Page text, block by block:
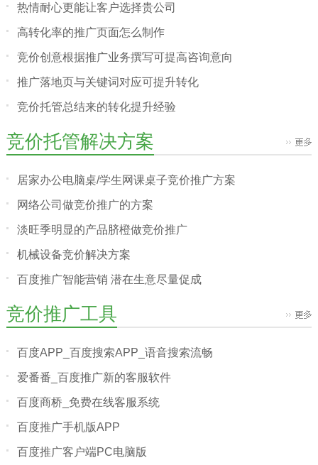
热情耐心更能让客户选择贵公司
高转化率的推广页面怎么制作
竞价创意根据推广业务撰写可提高咨询意向
推广落地页与关键词对应可提升转化
竞价托管总结来的转化提升经验
竞价托管解决方案
居家办公电脑桌/学生网课桌子竞价推广方案
网络公司做竞价推广的方案
淡旺季明显的产品脐橙做竞价推广
机械设备竞价解决方案
百度推广智能营销 潜在生意尽量促成
竞价推广工具
百度APP_百度搜索APP_语音搜索流畅
爱番番_百度推广新的客服软件
百度商桥_免费在线客服系统
百度推广手机版APP
百度推广客户端PC电脑版